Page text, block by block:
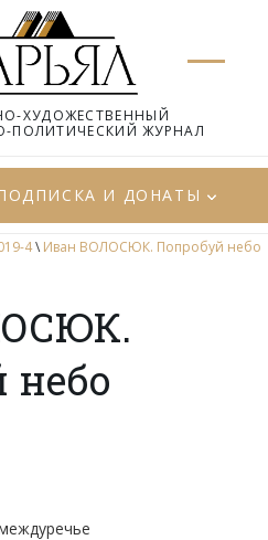
ХУДОЖЕСТВЕННЫЙ
ПОЛИТИЧЕСКИЙ ЖУРНАЛ
И ДОНАТЫ
4\ Иван ВОЛОСЮК. Попробуй небо
небо